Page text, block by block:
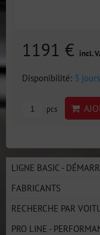
1191 € incl.
Disponibilité: 3 jours
pcs
LIGNE BASIC -
FABRICANTS
RECHERCHE PAR
PRO LINE -